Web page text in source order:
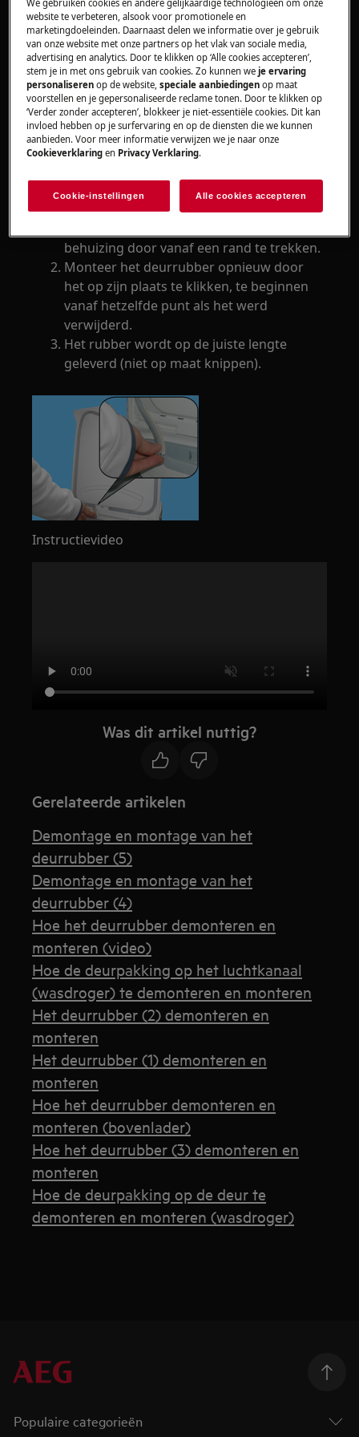
apparaten, voor zware apparaten zijn twee
personen nodig om het te verplaatsen.
Gebruik altijd veiligheidshandschoenen en gesloten
schoeisel.
Houd er rekening mee dat zelfreparatie of niet-
professionele reparatie gevolgen kan hebben voor
de veiligheid als deze niet correct wordt uitgevoerd.
Hoe het deurrubber demonteren en
monteren?
behuizing door vanaf een rand te trekken.
Monteer het deurrubber opnieuw door
het op zijn plaats te klikken, te beginnen
vanaf hetzelfde punt als het werd
verwijderd.
Het rubber wordt op de juiste lengte
geleverd (niet op maat knippen).
Instructievideo
Was dit artikel nuttig?
Gerelateerde artikelen
Demontage en montage van het
deurrubber (5)
Demontage en montage van het
deurrubber (4)
Hoe het deurrubber demonteren en
monteren (video)
Hoe de deurpakking op het luchtkanaal
(wasdroger) te demonteren en monteren
Het deurrubber (2) demonteren en
monteren
Het deurrubber (1) demonteren en
monteren
Hoe het deurrubber demonteren en
monteren (bovenlader)
Hoe het deurrubber (3) demonteren en
monteren
Hoe de deurpakking op de deur te
demonteren en monteren (wasdroger)
Populaire categorieën
We gebruiken cookies en andere gelijkaardige technologieën om onze
website te verbeteren, alsook voor promotionele en
marketingdoeleinden. Daarnaast delen we informatie over je gebruik
van onze website met onze partners op het vlak van sociale media,
advertising en analytics. Door te klikken op ‘Alle cookies accepteren’,
stem je in met ons gebruik van cookies. Zo kunnen weje ervaring
personaliseren op de website,speciale aanbiedingen op maat
voorstellen en je gepersonaliseerde reclame tonen. Door te klikken op
‘Verder zonder accepteren’, blokkeer je niet-essentiële cookies. Dit kan
invloed hebben op je surfervaring en op de diensten die we kunnen
aanbieden. Voor meer informatie verwijzen we je naar onze
Cookieverklaring en Privacy Verklaring.
Cookie-instellingen Alle cookies accepteren